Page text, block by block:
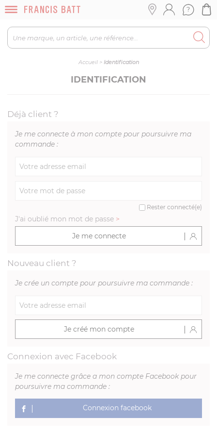
Accueil> Identification
IDENTIFICATION
Déjà client ?
Je me connecte à mon compte pour poursuivre ma
commande :
Rester connecté(e)
J'ai oublié mon mot de passe >
Je me connecte
Nouveau client ?
Je crée un compte pour poursuivre ma commande :
Je créé mon compte
Connexion avec Facebook
Je me connecte grâce a mon compte Facebook pour
poursuivre ma commande :
Connexion facebook